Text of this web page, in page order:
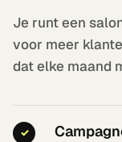
Je runt een
voor meer
dat elke maand
✓